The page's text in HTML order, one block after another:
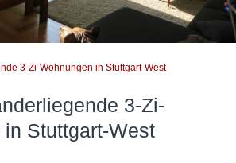
3-Zi-Wohnungen in Stuttgart-West
3-Zi-
Stuttgart-West